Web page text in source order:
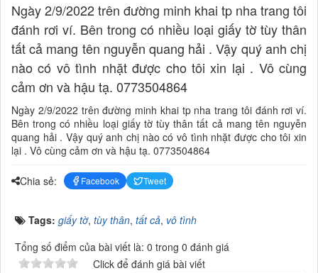
Ngày 2/9/2022 trên đường minh khai tp nha trang tôi
đánh rơi ví. Bên trong có nhiều loại giấy tờ tùy thân
tất cả mang tên nguyễn quang hải . Vậy quý anh chị
nào có vô tình nhặt được cho tôi xin lại . Vô cùng
cảm ơn và hậu tạ. 0773504864
Ngày 2/9/2022 trên đường minh khai tp nha trang tôi đánh rơi ví.
Bên trong có nhiều loại giấy tờ tùy thân tất cả mang tên nguyễn
quang hải . Vậy quý anh chị nào có vô tình nhặt được cho tôi xin
lại . Vô cùng cảm ơn và hậu tạ. 0773504864
Chia sẻ: Facebook Tweet
Tags: giấy tờ, tùy thân, tất cả, vô tình
Tổng số điểm của bài viết là: 0 trong 0 đánh giá
Click để đánh giá bài viết